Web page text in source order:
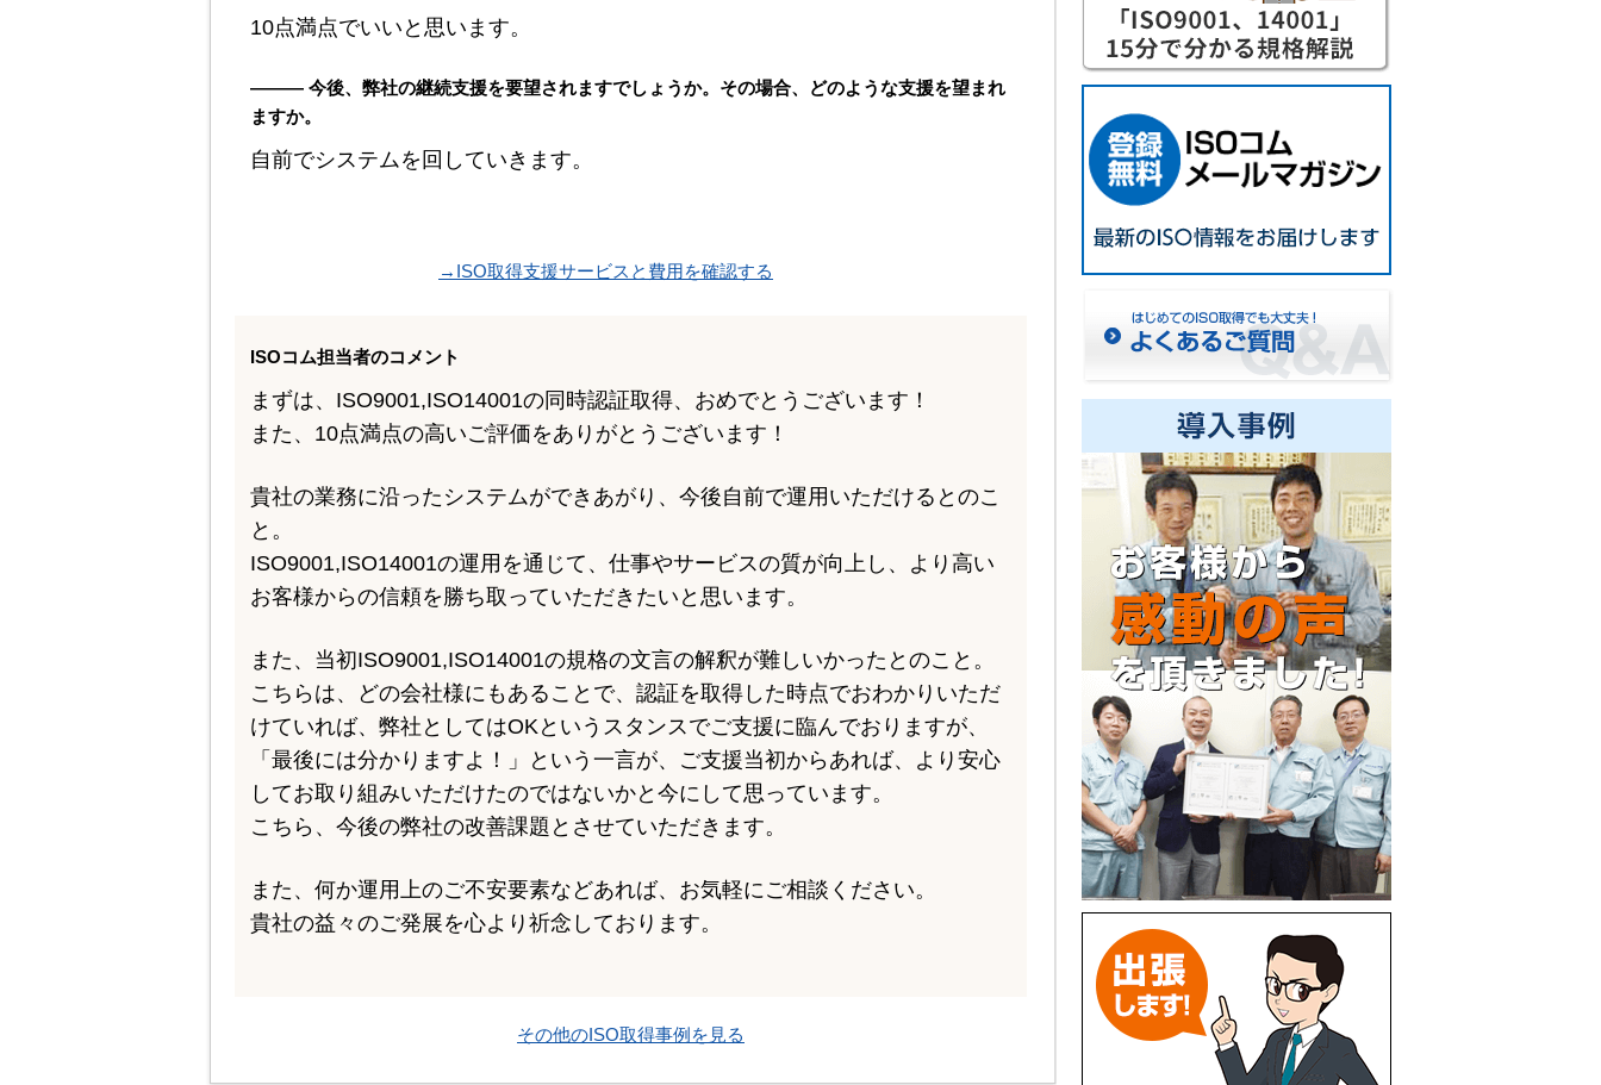
10点満点でいいと思います。
――― 今後、弊社の継続支援を要望されますでしょうか。その場合、どのような支援を望まれ
ますか。
自前でシステムを回していきます。
→ISO取得支援サービスと費用を確認する
ISOコム担当者のコメント
まずは、ISO9001,ISO14001の同時認証取得、おめでとうございます！
また、10点満点の高いご評価をありがとうございます！
貴社の業務に沿ったシステムができあがり、今後自前で運用いただけるとのこ
と。
ISO9001,ISO14001の運用を通じて、仕事やサービスの質が向上し、より高い
お客様からの信頼を勝ち取っていただきたいと思います。
また、当初ISO9001,ISO14001の規格の文言の解釈が難しいかったとのこと。
こちらは、どの会社様にもあることで、認証を取得した時点でおわかりいただ
けていれば、弊社としてはOKというスタンスでご支援に臨んでおりますが、
「最後には分かりますよ！」という一言が、ご支援当初からあれば、より安心
してお取り組みいただけたのではないかと今にして思っています。
こちら、今後の弊社の改善課題とさせていただきます。
また、何か運用上のご不安要素などあれば、お気軽にご相談ください。
貴社の益々のご発展を心より祈念しております。
その他のISO取得事例を見る